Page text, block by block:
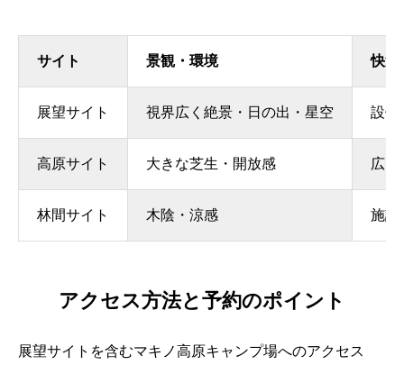
サイト 景観・環境 快適
展望サイト 視界広く絶景・日の出・星空 設備
高原サイト 大きな芝生・開放感 広さ
林間サイト 木陰・涼感 施設
アクセス方法と予約のポイント
展望サイトを含むマキノ高原キャンプ場へのアクセス